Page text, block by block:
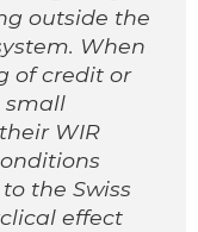
outside the
When
of credit or
small
WIR
the Swiss
effect